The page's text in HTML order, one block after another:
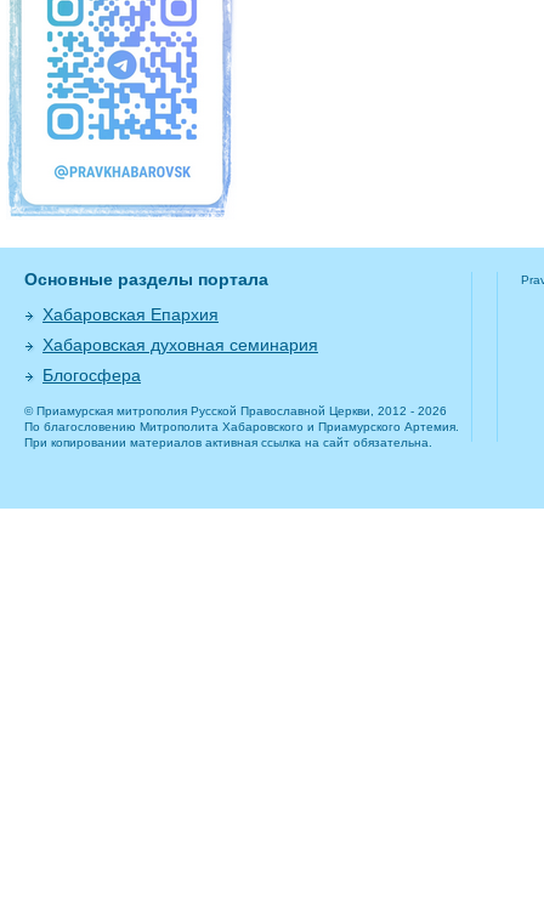
Основные разделы портала
Хабаровская Епархия
Хабаровская духовная семинария
Блогосфера
© Приамурская митрополия Русской Православной Церкви, 2012 - 2026
По благословению Митрополита Хабаровского и Приамурского Артемия.
При копировании материалов активная ссылка на сайт обязательна.